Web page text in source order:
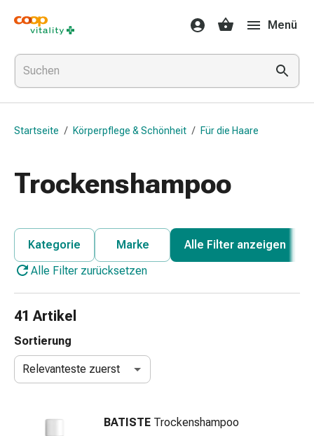
Medikamente
&
Gesundheit
Grippe
&
Erkältung
Grippe-
Medikamente
Bronchitis
Inhalationsgeräte
Schnupfen
Wund-
Elastische
Menü
Startseite / Körperpflege & Schönheit / Für die Haare
Trockenshampoo
Kategorie Marke
Alle Filter anzeigen
Alle Filter zurücksetzen
41 Artikel
Sortierung
Relevanteste zuerst
BATISTE Trockenshampoo